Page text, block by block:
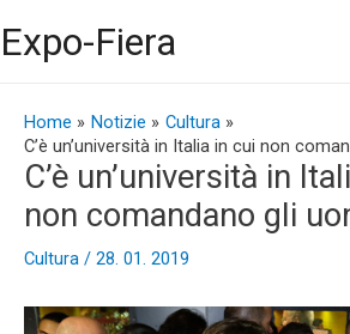
al
contenuto
Expo-Fiera
Home Notizie
Cultura
C’è un’università in Italia in cui non
C’è un’università in
non comandano gli
Cultura / 28. 01. 2019
articoli